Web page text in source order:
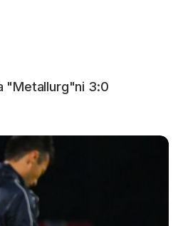
"Metallurg"ni 3:0